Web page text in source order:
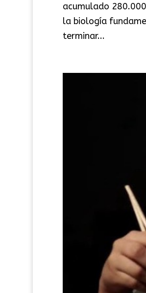
acumulado
la biología
terminar...